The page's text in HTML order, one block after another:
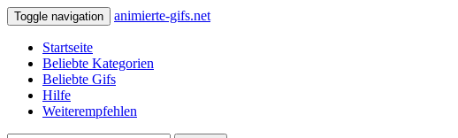
Toggle navigation animierte-gifs.net
Startseite
Beliebte Kategorien
Beliebte Gifs
Hilfe
Weiterempfehlen